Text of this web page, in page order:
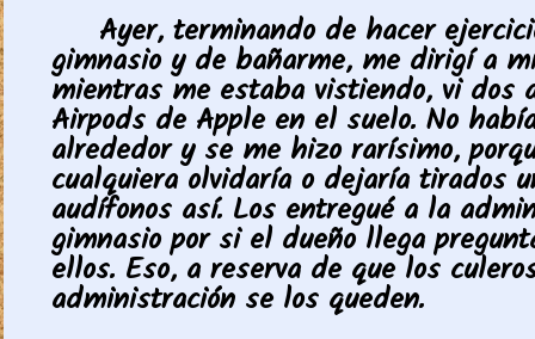
Ayer, terminando de hacer
gimnasio y de bañarme, me dirigí a
mientras me estaba vistiendo, vi dos
Airpods de Apple en el suelo. No
alrededor y se me hizo rarísimo,
cualquiera olvidaría o dejaría tirados
audífonos así. Los entregué a la
gimnasio por si el dueño llega
ellos. Eso, a reserva de que los
administración se los queden.